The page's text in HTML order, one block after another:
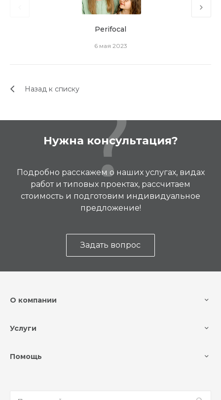
Perifocal
6 мая 2023
Назад к списку
Нужна консультация?
Подробно расскажем о наших услугах, видах
работ и типовых проектах, рассчитаем
стоимость и подготовим индивидуальное
предложение!
Задать вопрос
О компании
Услуги
Помощь